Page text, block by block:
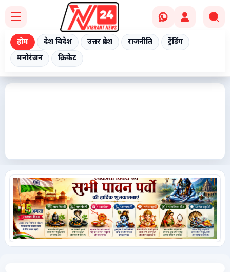
होम देश विदेश उत्तर प्रदेश राजनीति
ट्रेंडिंग
मनोरंजन
क्रिकेट
ट्रेंडिंग
मनोरंजन
क्रिकेट